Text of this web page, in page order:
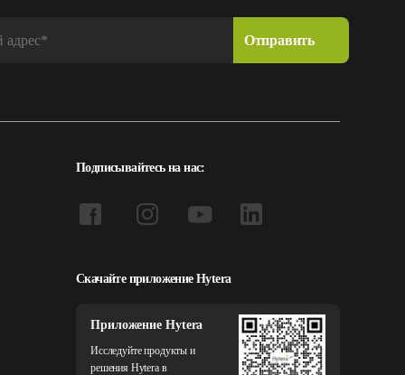
Подписывайтесь на нас:
Скачайте приложение Hytera
Приложение Hytera
Исследуйте продукты и
решения Hytera в